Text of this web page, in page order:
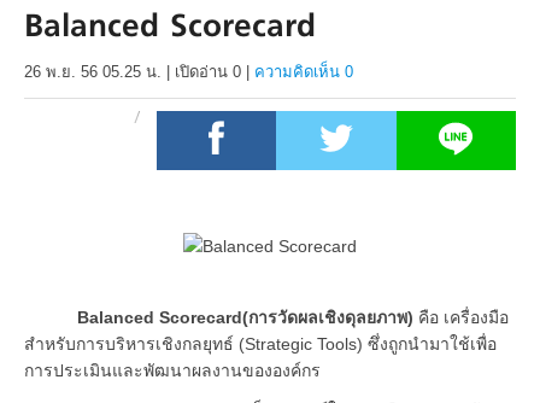
Balanced Scorecard
26 พ.ย. 56 05.25 น. เปิดอ่าน 0 ความคิดเห็น 0
Balanced Scorecard(การวัดผลเชิงดุลยภาพ) คือ เครื่องมือ
สำหรับการบริหารเชิงกลยุทธ์ (Strategic Tools) ซึ่งถูกนำมาใช้เพื่อ
การประเมินและพัฒนาผลงานขององค์กร